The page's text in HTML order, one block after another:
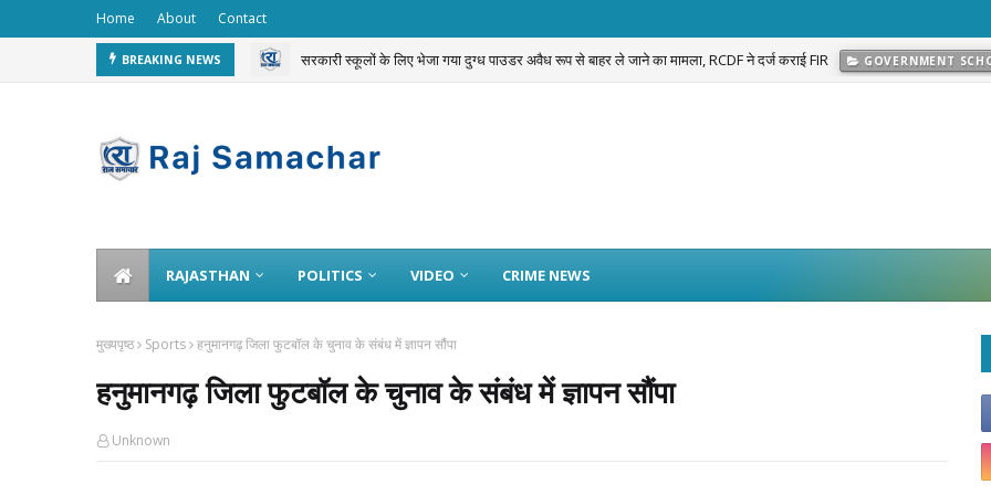
Home About Contact
BREAKING NEWS
सरकारी स्कूलों के लिए भेजा गया दुग्ध पाउडर अवैध रूप से बाहर ले जाने का मामला, RCDF ने दर्ज कराई FIR
चलती ट्रेन से 3 करोड़ का गोल्ड चोरी प्रकरण का खुलासा: नवलगढ़ की जोहड़ी में गाड़े गए करीब 2 करोड़ रुपये मूल्य के सोने के आभूषण
RAJASTHAN POLITICS VIDEO CRIME NEWS
मुख्यपृष्ठ Sports हनुमानगढ़ जिला फुटबॉल के चुनाव के संबंध में ज्ञापन सौंपा
हनुमानगढ़ जिला फुटबॉल के चुनाव के संबंध में ज्ञापन सौंपा
Unknown